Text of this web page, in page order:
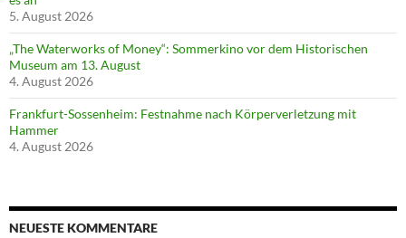
5. August 2026
„The Waterworks of Money“: Sommerkino vor dem Historischen
Museum am 13. August
4. August 2026
Frankfurt-Sossenheim: Festnahme nach Körperverletzung mit
Hammer
4. August 2026
NEUESTE KOMMENTARE